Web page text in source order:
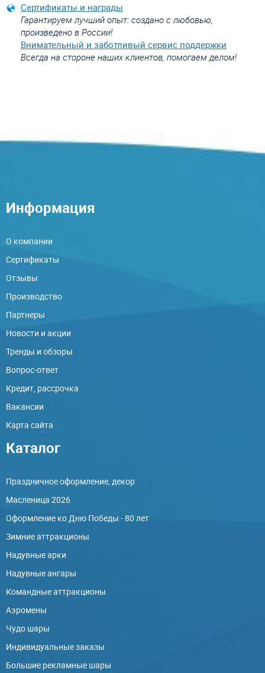
Сертификаты и награды
Гарантируем лучший опыт: создано с любовью,
произведено в России!
Внимательный и заботливый сервис поддержки
Всегда на стороне наших клиентов, помогаем делом!
Информация
О компании
Сертификаты
Отзывы
Производство
Партнеры
Новости и акции
Тренды и обзоры
Вопрос-ответ
Кредит, рассрочка
Вакансии
Карта сайта
Каталог
Праздничное оформление, декор
Масленица 2026
Оформление ко Дню Победы - 80 лет
Зимние аттракционы
Надувные арки
Надувные ангары
Командные аттракционы
Аэромены
Чудо шары
Индивидуальные заказы
Большие рекламные шары